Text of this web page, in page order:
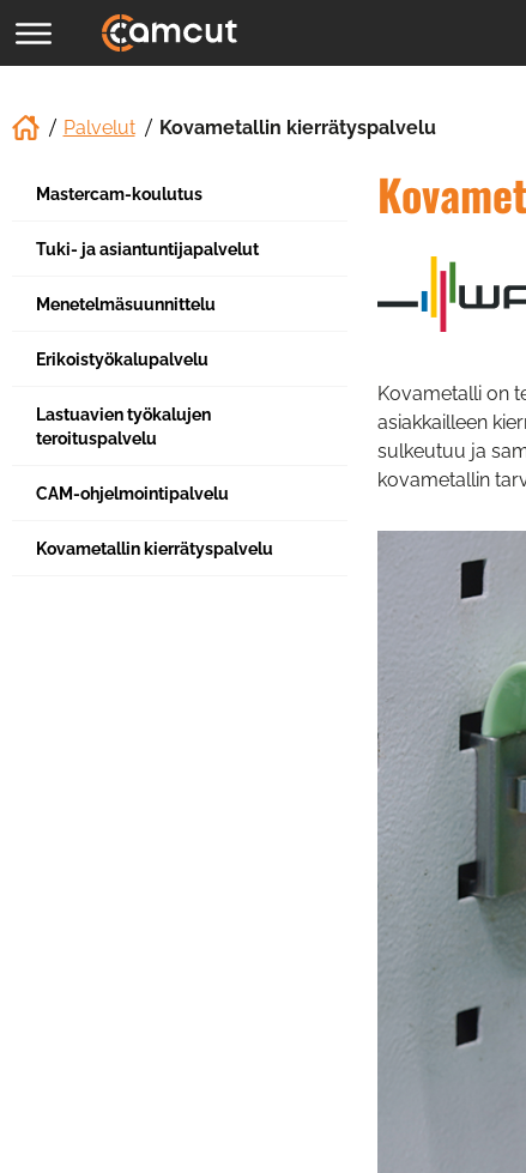
Palvelut Kovametallin kierrätyspalvelu
Mastercam-koulutus
Tuki- ja asiantuntijapalvelut
Menetelmäsuunnittelu
Erikoistyökalupalvelu
Lastuavien työkalujen
teroituspalvelu
CAM-ohjelmointipalvelu
Kovametallin kierrätyspalvelu
Kovametalli on
asiakkailleen
sulkeutuu ja
kovametallin